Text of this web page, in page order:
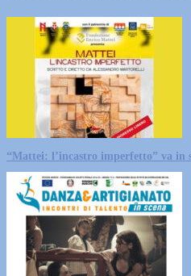
“Mattei: l’incastro imperfetto” va in